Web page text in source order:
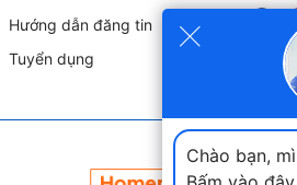
×
Chào bạn,
Hướng dẫn đăng tin
Tuyển dụng